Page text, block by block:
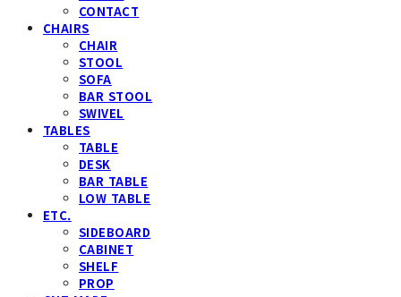
CONTACT
CHAIRS
CHAIR
STOOL
SOFA
BAR STOOL
SWIVEL
TABLES
TABLE
DESK
BAR TABLE
LOW TABLE
ETC.
SIDEBOARD
CABINET
SHELF
PROP